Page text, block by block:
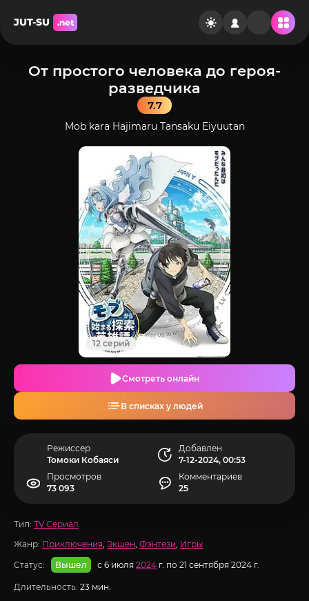
JUT-SU .net
От простого человека до героя-
разведчика
7.7
Mob kara Hajimaru Tansaku Eiyuutan
12 серий
Смотреть онлайн
В списках у людей
Режиссер
Томоки Кобаяси
Добавлен
7-12-2024, 00:53
Просмотров
73 093
Комментариев
25
Тип: TV Сериал
Жанр: Приключения, Экшен, Фэнтези, Игры
Статус:
Вышел с 6 июля 2024 г. по 21 сентября 2024 г.
Длительность: 23 мин.